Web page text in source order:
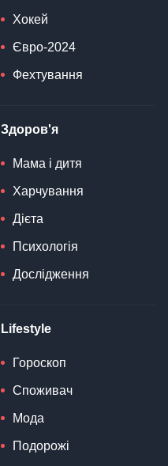
Хокей
Євро-2024
Фехтування
Здоров'я
Мама і дитя
Харчування
Дієта
Психологія
Дослідження
Lifestyle
Гороскоп
Споживач
Мода
Подорожі